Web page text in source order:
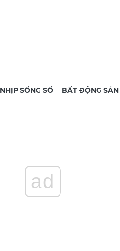
NHỊP SỐNG SỐ BẤT ĐỘNG SẢN
ad